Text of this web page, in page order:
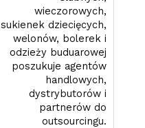
wieczorowych,
sukienek dziecięcych,
welonów, bolerek i
odzieży buduarowej
poszukuje agentów
handlowych,
dystrybutorów i
partnerów do
outsourcingu.